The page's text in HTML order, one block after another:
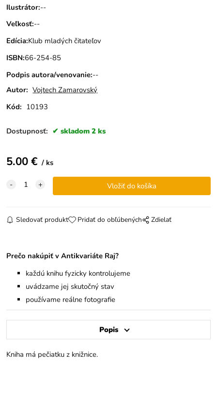
Ilustrátor:--
Veľkosť:--
Edícia:Klub mladých čitateľov
ISBN:66-254-85
Podpis autora/venovanie:--
Autor: Vojtech Zamarovský
Kód: 10193
Dostupnosť: skladom 2 ks
5.00€ ks
Sledovať produkt Pridať do obľúbených Zdielať
Prečo nakúpiť v Antikvariáte Raj?
každú knihu fyzicky kontrolujeme
uvádzame jej skutočný stav
používame reálne fotografie
Popis
Kniha má pečiatku z knižnice.